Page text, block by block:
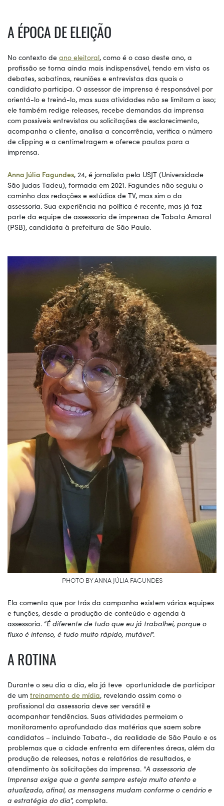
A ÉPOCA DE ELEIÇÃO
No contexto de ano eleitoral, como é o caso deste ano, a
profissão se torna ainda mais indispensável, tendo em vista os
debates, sabatinas, reuniões e entrevistas das quais o
candidato participa. O assessor de imprensa é responsável por
orientá-lo e treiná-lo, mas suas atividades não se limitam a isso;
ele também redige releases, recebe demandas da imprensa
com possíveis entrevistas ou solicitações de esclarecimento,
acompanha o cliente, analisa a concorrência, verifica o número
de clipping e a centimetragem e oferece pautas para a
imprensa.
Anna Júlia Fagundes, 24, é jornalista pela USJT (Universidade
São Judas Tadeu), formada em 2021. Fagundes não seguiu o
caminho das redações e estúdios de TV, mas sim o da
assessoria. Sua experiência na política é recente, mas já faz
parte da equipe de assessoria de imprensa de Tabata Amaral
(PSB), candidata à prefeitura de São Paulo.
PHOTO BY ANNA JÚLIA FAGUNDES
Ela comenta que por trás da campanha existem várias equipes
e funções, desde a produção de conteúdo e agenda à
assessoria. “É diferente de tudo que eu já trabalhei, porque o
fluxo é intenso, é tudo muito rápido, mutável”.
A ROTINA
Durante o seu dia a dia, ela já teve oportunidade de participar
de um treinamento de mídia, revelando assim como o
profissional da assessoria deve ser versátil e
acompanhar tendências. Suas atividades permeiam o
monitoramento aprofundado das matérias que saem sobre
candidatos – incluindo Tabata-, da realidade de São Paulo e os
problemas que a cidade enfrenta em diferentes áreas, além da
produção de releases, notas e relatórios de resultados, e
atendimento às solicitações da imprensa. “A assessoria de
Imprensa exige que a gente sempre esteja muito atento e
atualizado, afinal, as mensagens mudam conforme o cenário e
a estratégia do dia”, completa.